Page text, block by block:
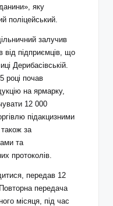
яку
поліцейський.
залучив
від підприємців, що
Дерибасівській.
році почав
на ярмарку,
12 000
підакцизними
за
та
протоколів.
передав 12
передача
місяця, під час